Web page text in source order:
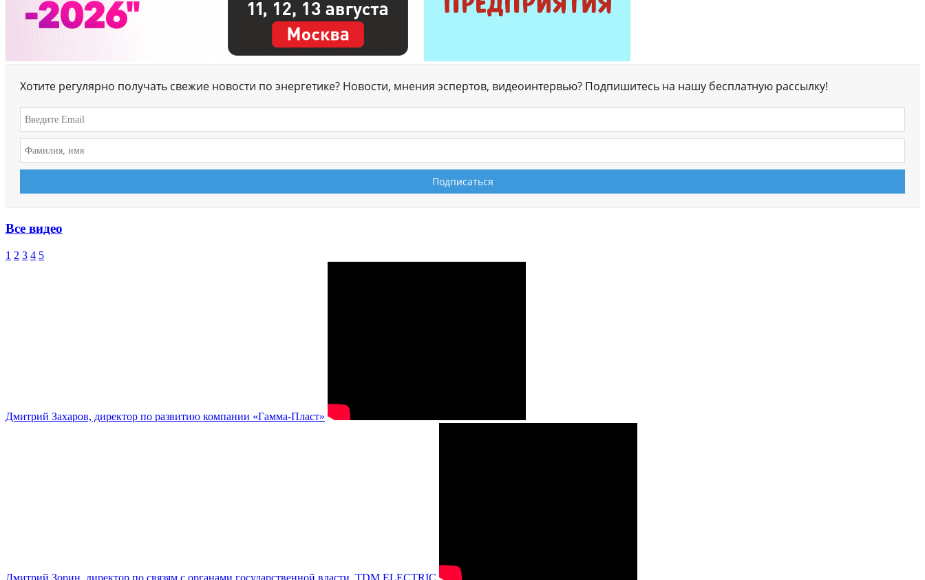
Хотите регулярно получать свежие новости по энергетике? Новости, мнения эспертов, видеоинтервью? Подпишитесь на нашу бесплатную рассылку!
Все видео
1 2 3 4 5
Дмитрий Захаров, директор по развитию компании «Гамма-Пласт»
Дмитрий Зорин, директор по связям с органами государственной власти, TDM ELECTRIC